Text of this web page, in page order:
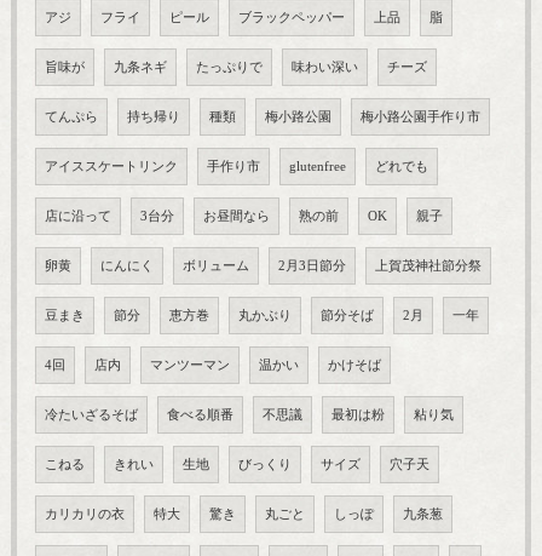
アジ フライ ピール ブラックペッパー 上品 脂
旨味が 九条ネギ たっぷりで 味わい深い チーズ
てんぷら 持ち帰り 種類 梅小路公園 梅小路公園手作り市
アイススケートリンク 手作り市 glutenfree どれでも
店に沿って 3台分 お昼間なら 熟の前 OK 親子
卵黄 にんにく ボリューム 2月3日節分 上賀茂神社節分祭
豆まき 節分 恵方巻 丸かぶり 節分そば 2月 一年
4回 店内 マンツーマン 温かい かけそば
冷たいざるそば 食べる順番 不思議 最初は粉 粘り気
こねる きれい 生地 びっくり サイズ 穴子天
カリカリの衣 特大 驚き 丸ごと しっぽ 九条葱